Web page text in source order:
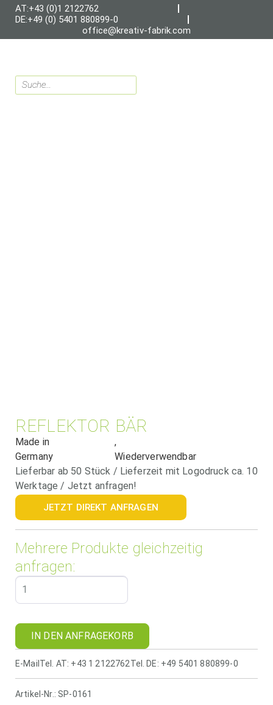
AT:+43 (0)1 2122762
DE:+49 (0) 5401 880899-0
office@kreativ-fabrik.com
REFLEKTOR BÄR
Made in
Germany
,
Wiederverwendbar
Lieferbar ab 50 Stück / Lieferzeit mit Logodruck ca. 10
Werktage / Jetzt anfragen!
JETZT DIREKT ANFRAGEN
Mehrere Produkte gleichzeitig
anfragen:
IN DEN ANFRAGEKORB
E-MailTel. AT: +43 1 2122762Tel. DE: +49 5401 880899-0
Artikel-Nr.: SP-0161